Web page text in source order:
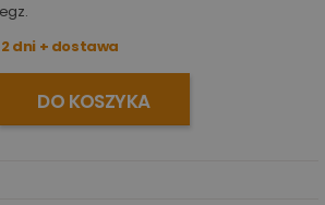
egz.
dni + dostawa
DO KOSZYKA